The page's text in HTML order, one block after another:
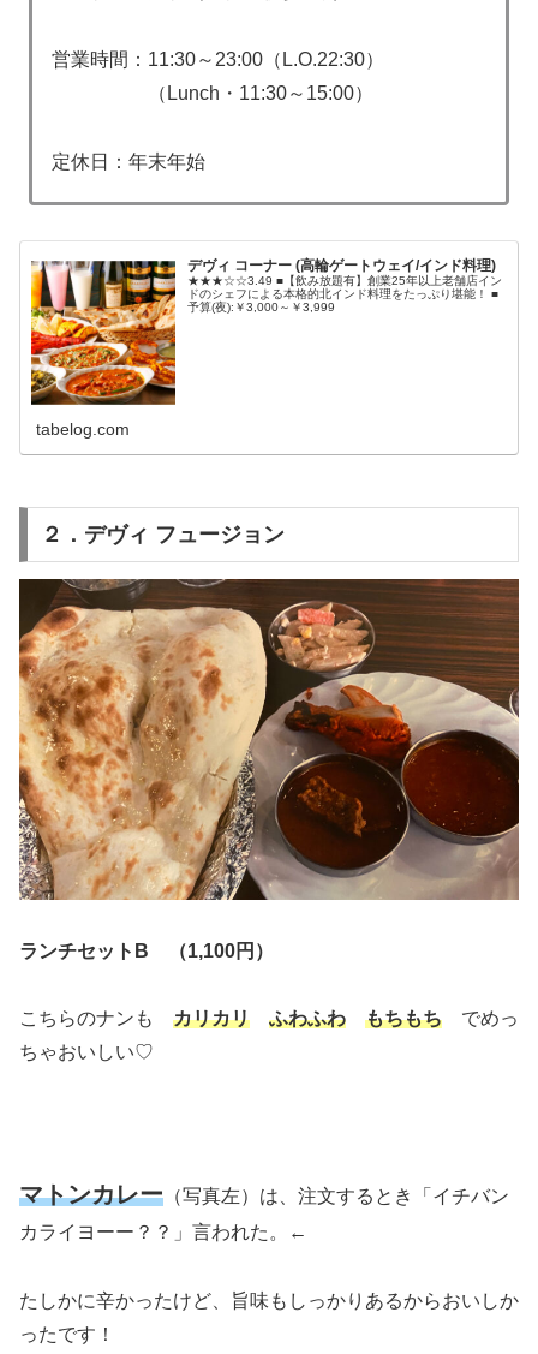
営業時間：11:30～23:00（L.O.22:30）
（Lunch・11:30～15:00）
定休日：年末年始
デヴィ コーナー (高輪ゲートウェイ/インド料理)
★★★☆☆3.49 ■【飲み放題有】創業25年以上老舗店イン
ドのシェフによる本格的北インド料理をたっぷり堪能！ ■
予算(夜):￥3,000～￥3,999
tabelog.com
２．デヴィ フュージョン
ランチセットB （1,100円）
こちらのナンも カリカリ ふわふわ もちもち でめっ
ちゃおいしい♡
マトンカレー （写真左）は、注文するとき「イチバン
カライヨーー？？」言われた。←
たしかに辛かったけど、旨味もしっかりあるからおいしか
ったです！